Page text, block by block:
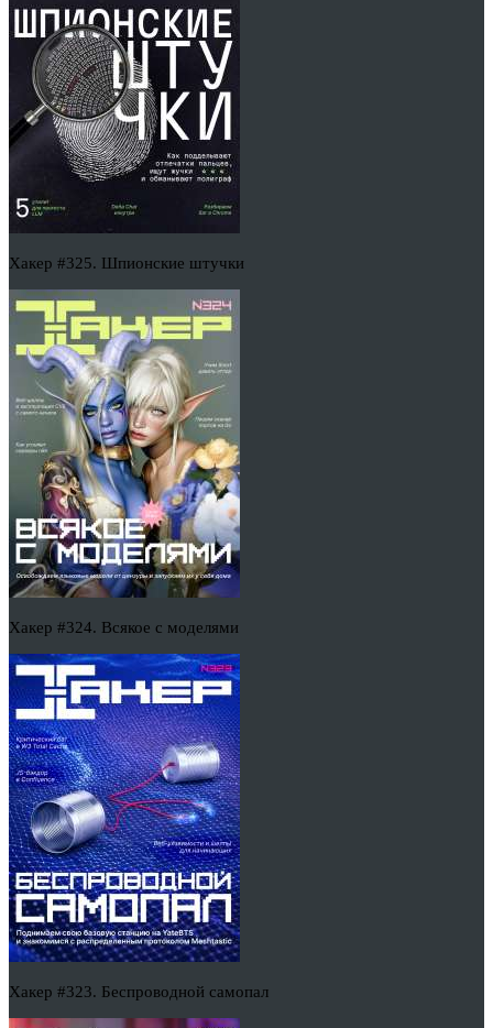
Хакер #325. Шпионские штучки
Хакер #324. Всякое с моделями
Хакер #323. Беспроводной самопал